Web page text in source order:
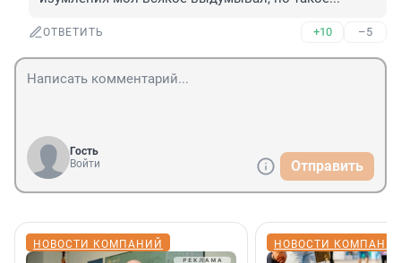
ОТВЕТИТЬ +10 –5
Гость
Войти
Отправить
НОВОСТИ КОМПАНИЙ НОВОСТИ